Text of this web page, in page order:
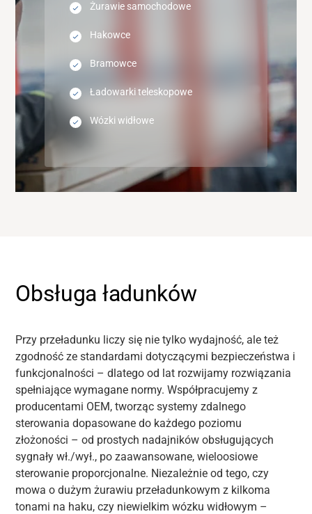
Żurawie samochodowe
Hakowce
Bramowce
Ładowarki teleskopowe
Wózki widłowe
Obsługa ładunków
Przy przeładunku liczy się nie tylko wydajność, ale też
zgodność ze standardami dotyczącymi bezpieczeństwa i
funkcjonalności – dlatego od lat rozwijamy rozwiązania
spełniające wymagane normy. Współpracujemy z
producentami OEM, tworząc systemy zdalnego
sterowania dopasowane do każdego poziomu
złożoności – od prostych nadajników obsługujących
sygnały wł./wył., po zaawansowane, wieloosiowe
sterowanie proporcjonalne. Niezależnie od tego, czy
mowa o dużym żurawiu przeładunkowym z kilkoma
tonami na haku, czy niewielkim wózku widłowym –